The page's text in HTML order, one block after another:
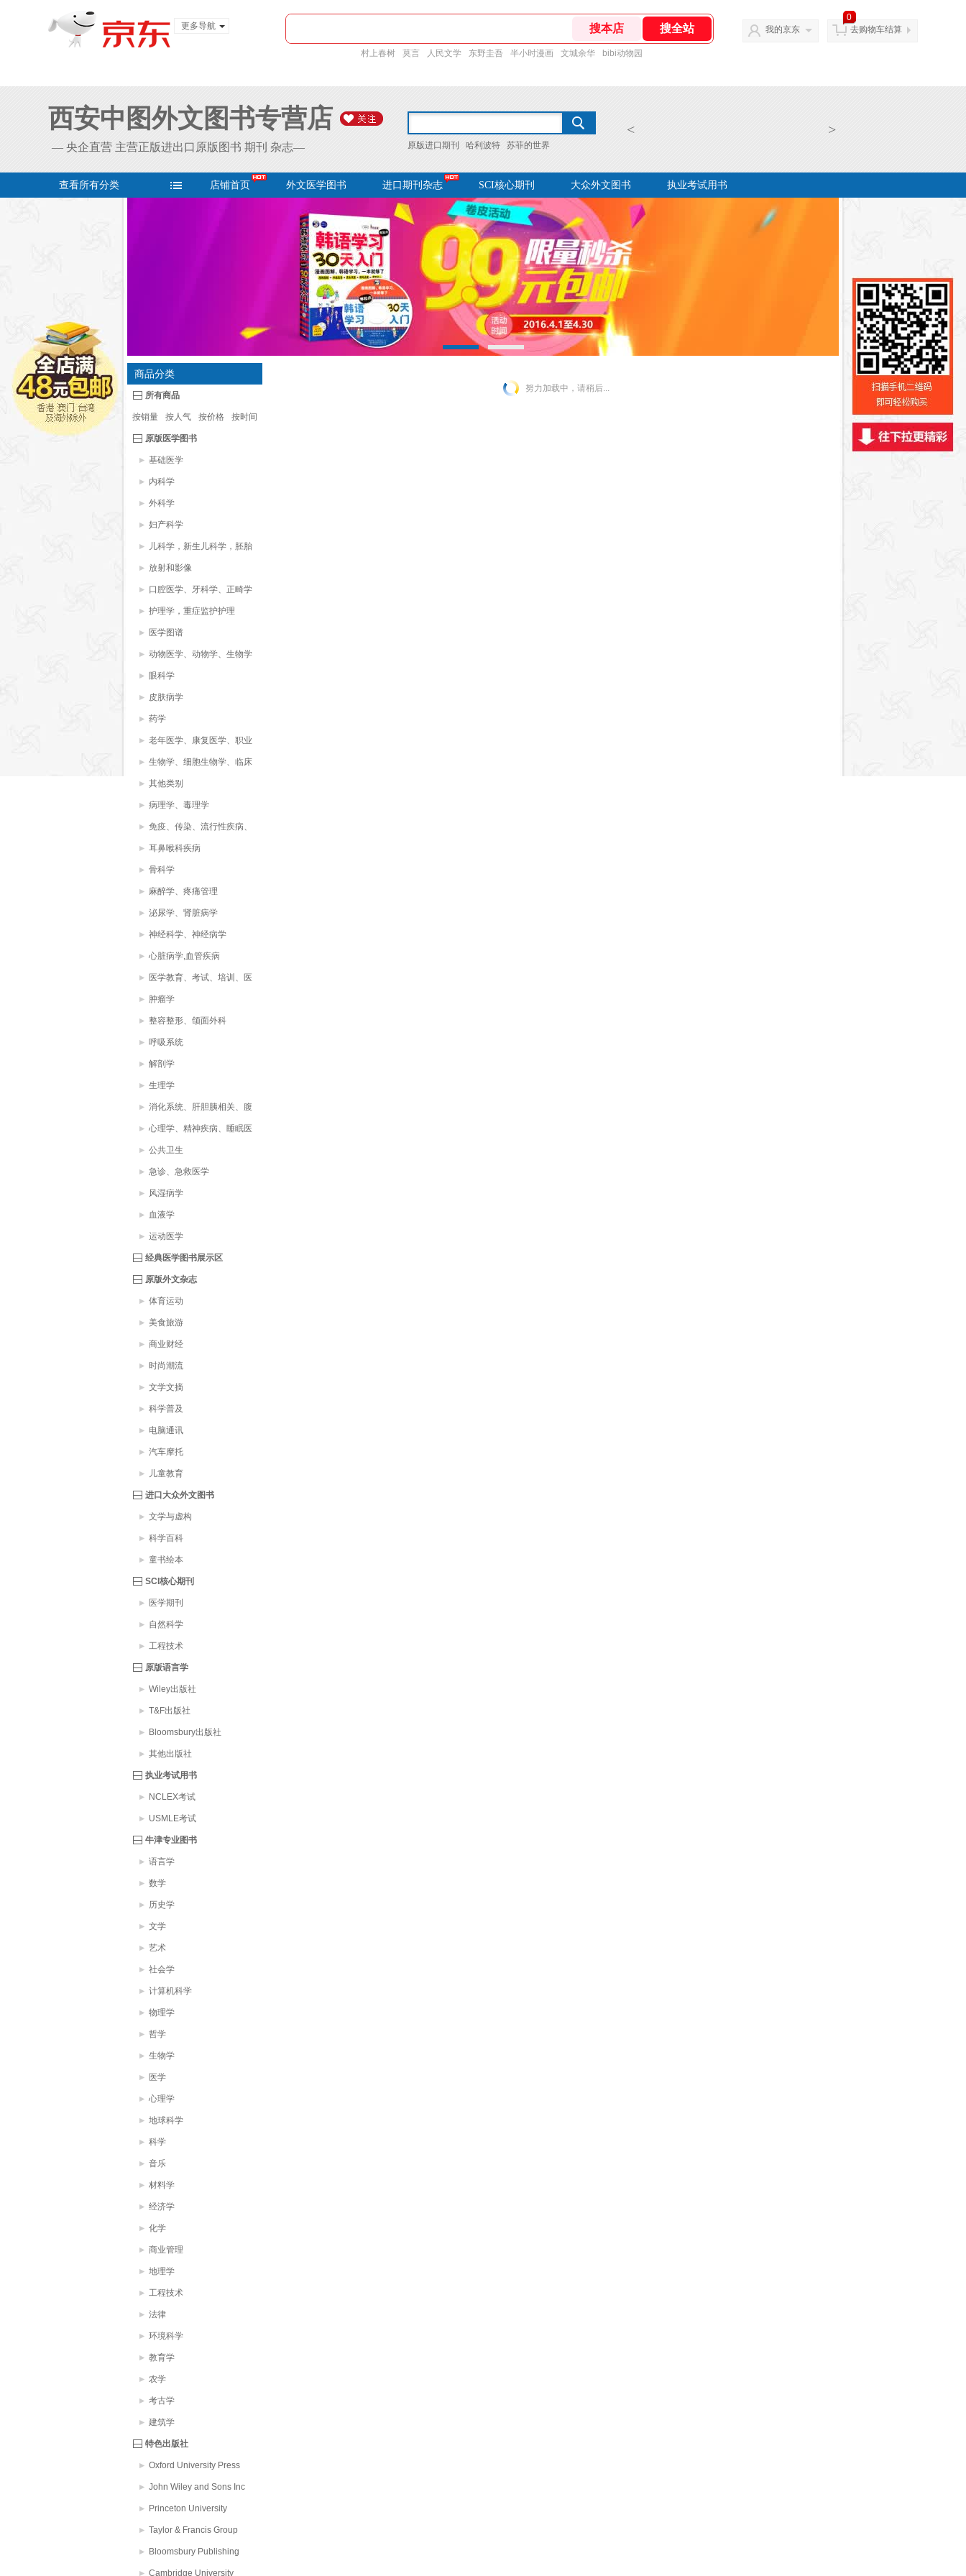
更多导航
村上春树 莫言 人民文学 东野圭吾 半小时漫画 文城余华 bibi动物园
我的京东
0
去购物车结算
西安中图外文图书专营店
— 央企直营 主营正版进出口原版图书 期刊 杂志—
< >
原版进口期刊 哈利波特 苏菲的世界
查看所有分类 店铺首页 外文医学图书 进口期刊杂志 SCI核心期刊 大众外文图书 执业考试用书
商品分类
所有商品
按销量 按人气 按价格 按时间
原版医学图书
基础医学
内科学
外科学
妇产科学
儿科学，新生儿科学，胚胎
学
放射和影像
口腔医学、牙科学、正畸学
护理学，重症监护护理
医学图谱
动物医学、动物学、生物学
眼科学
皮肤病学
药学
老年医学、康复医学、职业
治疗、物理治疗
生物学、细胞生物学、临床
化学，生物化学，
其他类别
病理学、毒理学
免疫、传染、流行性疾病、
病毒、微生物学
耳鼻喉科疾病
骨科学
麻醉学、疼痛管理
泌尿学、肾脏病学
神经科学、神经病学
心脏病学,血管疾病
医学教育、考试、培训、医
疗助理、医学词典
肿瘤学
整容整形、颌面外科
呼吸系统
解剖学
生理学
消化系统、肝胆胰相关、腹
部疾病
心理学、精神疾病、睡眠医
学
公共卫生
急诊、急救医学
风湿病学
血液学
运动医学
经典医学图书展示区
原版外文杂志
体育运动
美食旅游
商业财经
时尚潮流
文学文摘
科学普及
电脑通讯
汽车摩托
儿童教育
进口大众外文图书
文学与虚构
科学百科
童书绘本
SCI核心期刊
医学期刊
自然科学
工程技术
原版语言学
Wiley出版社
T&F出版社
Bloomsbury出版社
其他出版社
执业考试用书
NCLEX考试
USMLE考试
牛津专业图书
语言学
数学
历史学
文学
艺术
社会学
计算机科学
物理学
哲学
生物学
医学
心理学
地球科学
科学
音乐
材料学
经济学
化学
商业管理
地理学
工程技术
法律
环境科学
教育学
农学
考古学
建筑学
特色出版社
Oxford University Press
John Wiley and Sons Inc
Princeton University
Taylor & Francis Group
Bloomsbury Publishing
PLC
Cambridge University
努力加载中，请稍后...